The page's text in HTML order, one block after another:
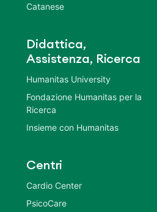
Catanese
Didattica,
Assistenza, Ricerca
Humanitas University
Fondazione Humanitas per la
Ricerca
Insieme con Humanitas
Centri
Cardio Center
PsicoCare